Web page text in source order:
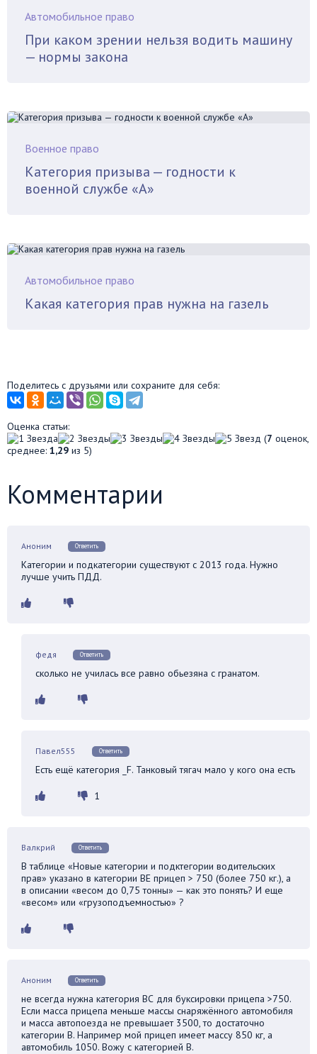
Автомобильное право
При каком зрении нельзя водить машину
— нормы закона
Военное право
Категория призыва — годности к
военной службе «А»
Автомобильное право
Какая категория прав нужна на газель
Поделитесь с друзьями или сохраните для себя:
Оценка статьи:
(7 оценок,
среднее: 1,29 из 5)
Комментарии
Аноним Ответить
Категории и подкатегории существуют с 2013 года. Нужно
лучше учить ПДД.
федя Ответить
сколько не училась все равно обьезяна с гранатом.
Павел555 Ответить
Есть ещё категория _F. Танковый тягач мало у кого она есть
1
Валкрий Ответить
В таблице «Новые категории и подктегории водительских
прав» указано в категории ВЕ прицеп > 750 (более 750 кг.), а
в описании «весом до 0,75 тонны» — как это понять? И еще
«весом» или «грузоподъемностью» ?
Аноним Ответить
не всегда нужна категория ВС для буксировки прицепа >750.
Если масса прицепа меньше массы снаряжённого автомобиля
и масса автопоезда не превышает 3500, то достаточно
категории В. Например мой прицеп имеет массу 850 кг, а
автомобиль 1050. Вожу с категорией В.